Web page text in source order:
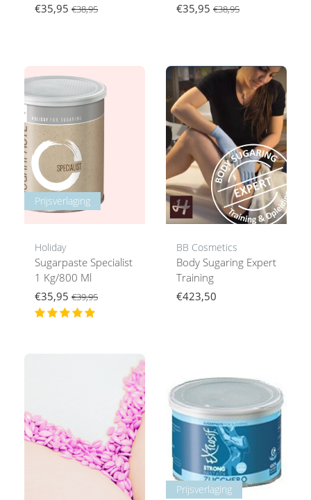
€35,95 €38,95
€35,95 €38,95
Prijsverlaging
Holiday
Sugarpaste Specialist
1 Kg/800 Ml
€35,95 €39,95
BB Cosmetics
Body Sugaring Expert
Training
€423,50
Prijsverlaging